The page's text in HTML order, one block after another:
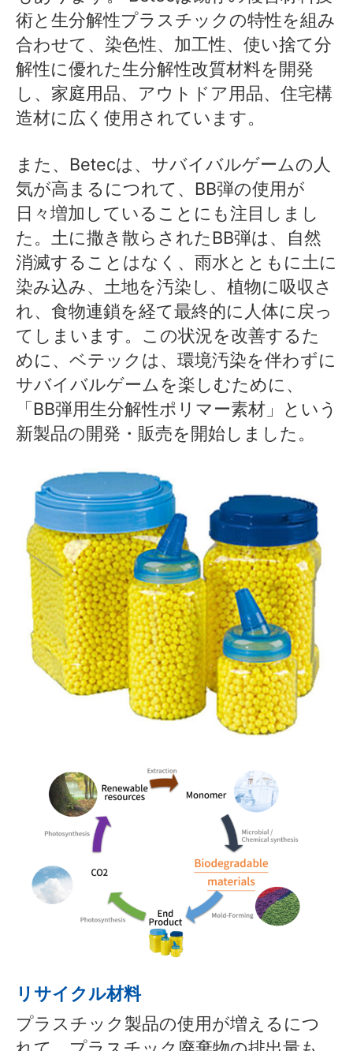
術と生分解性プラスチックの特性を組み
合わせて、染色性、加工性、使い捨て分
解性に優れた生分解性改質材料を開発
し、家庭用品、アウトドア用品、住宅構
造材に広く使用されています。
また、Betecは、サバイバルゲームの人
気が高まるにつれて、BB弾の使用が
日々増加していることにも注目しまし
た。土に撒き散らされたBB弾は、自然
消滅することはなく、雨水とともに土に
染み込み、土地を汚染し、植物に吸収さ
れ、食物連鎖を経て最終的に人体に戻っ
てしまいます。この状況を改善するた
めに、ベテックは、環境汚染を伴わずに
サバイバルゲームを楽しむために、
「BB弾用生分解性ポリマー素材」という
新製品の開発・販売を開始しました。
リサイクル材料
プラスチック製品の使用が増えるにつ